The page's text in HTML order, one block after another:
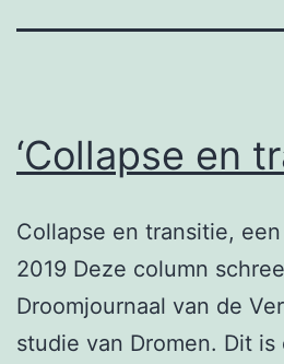
‘Collapse en
Collapse en transitie,
2019 Deze column
Droomjournaal van de
studie van Dromen. Dit